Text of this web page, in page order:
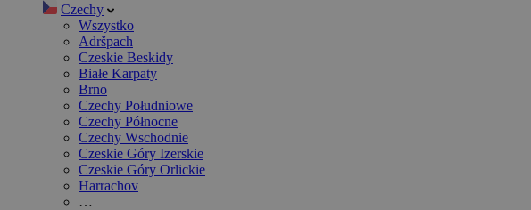
Czechy
Wszystko
Adršpach
Czeskie Beskidy
Białe Karpaty
Brno
Czechy Południowe
Czechy Północne
Czechy Wschodnie
Czeskie Góry Izerskie
Czeskie Góry Orlickie
Harrachov
…